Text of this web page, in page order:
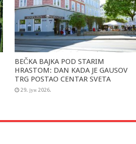
BEČKA BAJKA POD STARIM
HRASTOM: DAN KADA JE GAUSOV
TRG POSTAO CENTAR SVETA
29. јун 2026.